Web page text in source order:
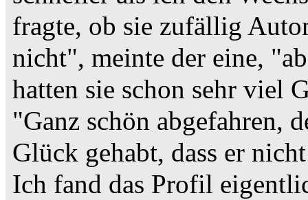
fragte, ob sie zufällig
nicht", meinte der eine,
hatten sie schon sehr viel
"Ganz schön abgefahren,
Glück gehabt, dass er
Ich fand das Profil